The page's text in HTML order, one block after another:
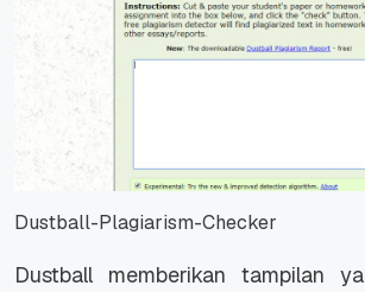
Dustball-Plagiarism-Checker
Dustball memberikan tampilan